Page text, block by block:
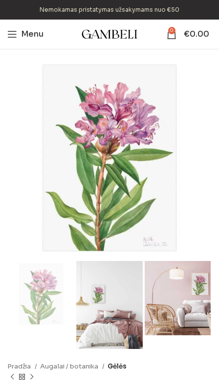
Nemokamas pristatymas užsakymams nuo €50
Menu 0 €0.00
Pradžia Augalai / botanika Gėlės